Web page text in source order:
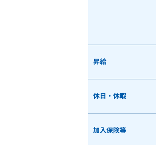
昇給
休日・休暇
加入保険等